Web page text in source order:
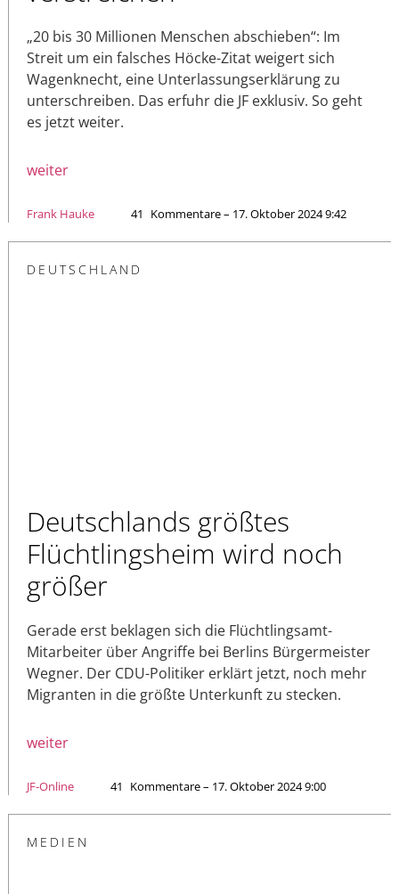
„20 bis 30 Millionen Menschen abschieben“: Im
Streit um ein falsches Höcke-Zitat weigert sich
Wagenknecht, eine Unterlassungserklärung zu
unterschreiben. Das erfuhr die JF exklusiv. So geht
es jetzt weiter.
weiter
Frank Hauke 41 Kommentare – 17. Oktober 2024 9:42
DEUTSCHLAND
Deutschlands größtes
Flüchtlingsheim wird noch
größer
Gerade erst beklagen sich die Flüchtlingsamt-
Mitarbeiter über Angriffe bei Berlins Bürgermeister
Wegner. Der CDU-Politiker erklärt jetzt, noch mehr
Migranten in die größte Unterkunft zu stecken.
weiter
JF-Online 41 Kommentare – 17. Oktober 2024 9:00
MEDIEN